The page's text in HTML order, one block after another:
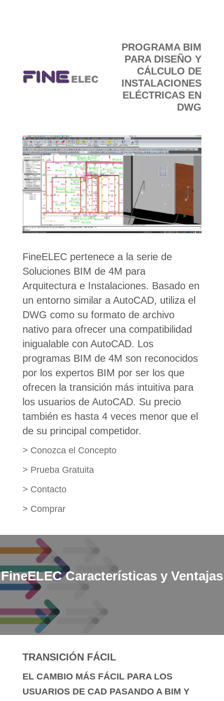
PROGRAMA BIM
PARA DISEÑO Y
CÁLCULO DE
INSTALACIONES
ELÉCTRICAS EN
DWG
FineELEC pertenece a la serie de
Soluciones BIM de 4M para
Arquitectura e Instalaciones. Basado en
un entorno similar a AutoCAD, utiliza el
DWG como su formato de archivo
nativo para ofrecer una compatibilidad
inigualable con AutoCAD. Los
programas BIM de 4M son reconocidos
por los expertos BIM por ser los que
ofrecen la transición más intuitiva para
los usuarios de AutoCAD. Su precio
también es hasta 4 veces menor que el
de su principal competidor.
> Conozca el Concepto
> Prueba Gratuita
> Contacto
> Comprar
FineELECCaracterísticas y Ventajas
TRANSICIÓN FÁCIL
EL CAMBIO MÁS FÁCIL PARA LOS
USUARIOS DE CAD PASANDO A BIM Y